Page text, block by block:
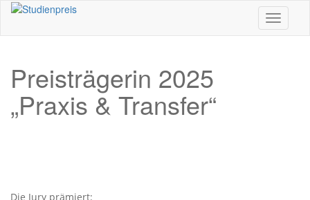
Toggle
Preisträgerin 2025
„Praxis & Transfer“
Die Jury prämiert: